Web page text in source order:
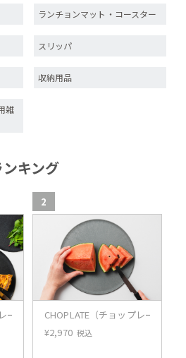
ランチョンマット・コースター
スリッパ
収納用品
雑
キング
260mm
ート）（BLACK）26cm
2
CHOPLATE（チョップレート）（
¥2,970 税込